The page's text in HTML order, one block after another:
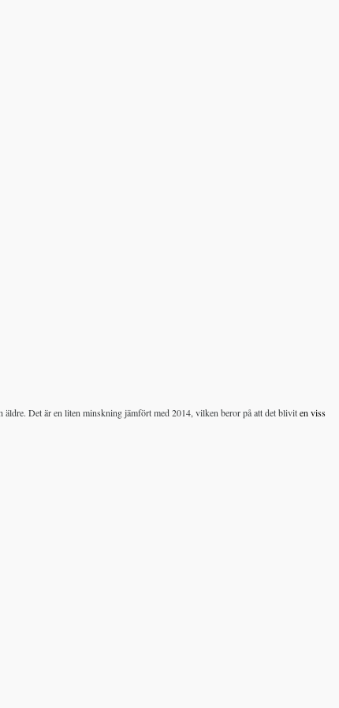
Det är en liten minskning jämfört med 2014, vilken beror på att det bliviten viss